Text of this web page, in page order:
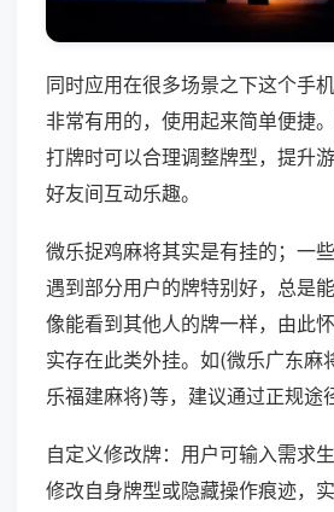
同时应用在很多场景之下这个手
非常有用的，使用起来简单便捷
打牌时可以合理调整牌型，提升
好友间互动乐趣。
微乐捉鸡麻将其实是有挂的；一
遇到部分用户的牌特别好，总是
像能看到其他人的牌一样，由此
实存在此类外挂。如(微乐广东麻
乐福建麻将)等，建议通过正规途
自定义修改牌：用户可输入需求
修改自身牌型或隐藏操作痕迹，